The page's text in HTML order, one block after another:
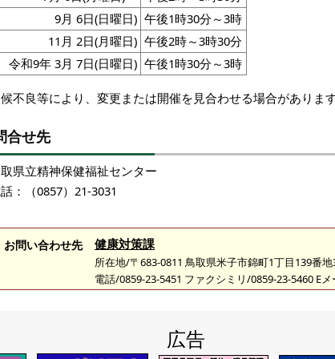
9月 6日(日曜日) 午後1時30分～3時
11月 2日(月曜日) 午後2時～3時30分
令和9年 3月 7日(日曜日) 午後1時30分～3時
不良等により、変更または開催を見合わせる場合があります
合せ先
県立精神保健福祉センター
：（0857）21-3031
お問い合わせ先 健康対策課
所在地/〒683-0811 鳥取県米子市錦町1丁目139番地
電話/0859-23-5451 ファクシミリ/0859-23-5460 E
広告